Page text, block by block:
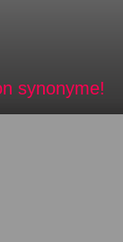
synonyme!